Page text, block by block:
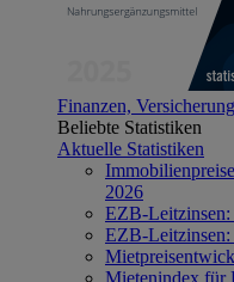
Finanzen,
Beliebte Statistiken
Aktuelle Statistiken
2026
EZB-Leitzinsen:
EZB-
Mietenindex für